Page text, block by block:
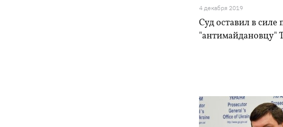
4 декабря 2019
Суд оставил в силе
"антимайдановцу"